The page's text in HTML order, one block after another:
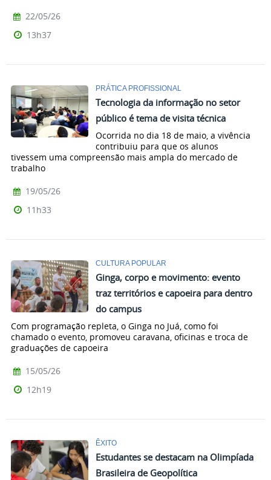
22/05/26
13h37
PRÁTICA PROFISSIONAL
Tecnologia da informação no setor
público é tema de visita técnica
Ocorrida no dia 18 de maio, a vivência
contribuiu para que os alunos
tivessem uma compreensão mais ampla do mercado de
trabalho
19/05/26
11h33
CULTURA POPULAR
Ginga, corpo e movimento: evento
traz territórios e capoeira para dentro
do campus
Com programação repleta, o Ginga no Juá, como foi
chamado o evento, promoveu caravana, oficinas e troca de
graduações de capoeira
15/05/26
12h19
ÊXITO
Estudantes se destacam na Olimpíada
Brasileira de Geopolítica